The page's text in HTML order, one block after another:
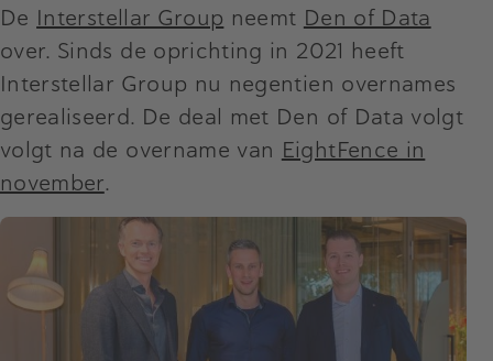
De Interstellar Group neemt Den of Data
over. Sinds de oprichting in 2021 heeft
Interstellar Group nu negentien overnames
gerealiseerd. De deal met Den of Data volgt
volgt na de overname van EightFence in
november.